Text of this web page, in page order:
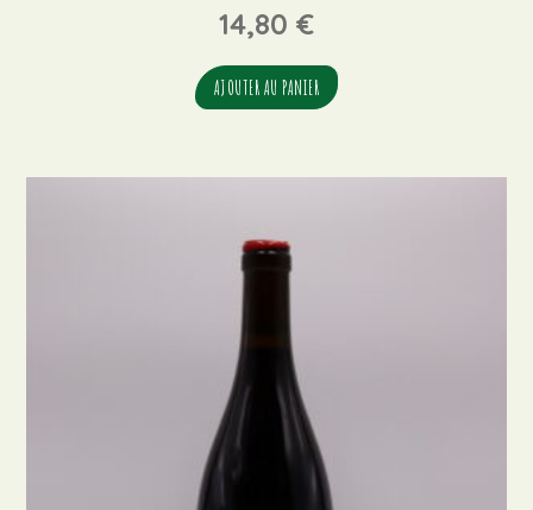
14,80 €
AJOUTER AU PANIER